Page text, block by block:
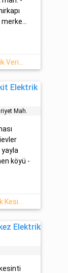
Elektrik
Mah.
köyü -
Elektrik